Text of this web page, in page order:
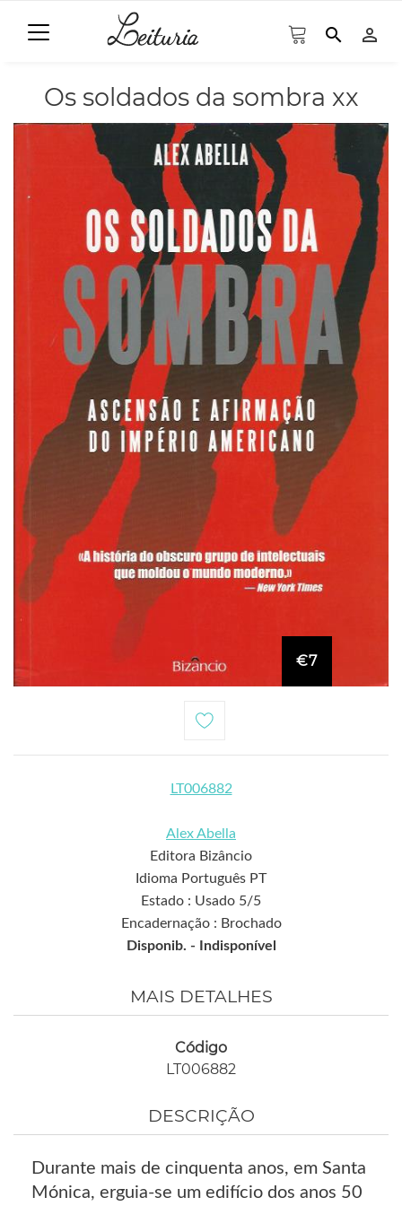
search person_outline
Os soldados da sombra xx
€7
LT006882
Alex Abella
Editora Bizâncio
Idioma Português PT
Estado : Usado 5/5
Encadernação : Brochado
Disponib. -
Indisponível
MAIS DETALHES
Código
LT006882
DESCRIÇÃO
Durante mais de cinquenta anos, em Santa
Mónica, erguia-se um edifício dos anos 50